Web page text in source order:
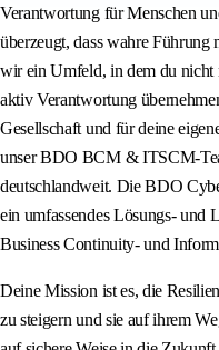
Verantwortung für Menschen
überzeugt, dass wahre Führung
wir ein Umfeld, in dem du nicht
aktiv Verantwortung
Gesellschaft und für deine
unser BDO BCM & ITSCM-
deutschlandweit. Die BDO
ein umfassendes Lösungs- und
Business Continuity- und
Deine Mission ist es, die
zu steigern und sie auf ihrem